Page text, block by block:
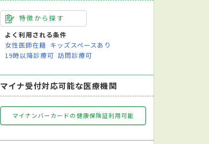
特徴から探す
よく利用される条件
女性医師在籍 キッズスペースあり
19時以降診療可 訪問診療可
マイナ受付対応可能な医療機関
マイナンバーカードの健康保険証利用可能